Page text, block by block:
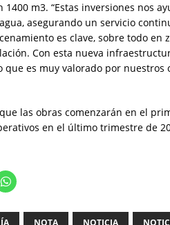
1400 m3. “Estas inversiones nos
asegurando un servicio
es clave, sobre todo
Con esta nueva
que es muy valorado por nuestros
las obras comenzarán en el
en el último trimestre de
NOTA NOTICIA